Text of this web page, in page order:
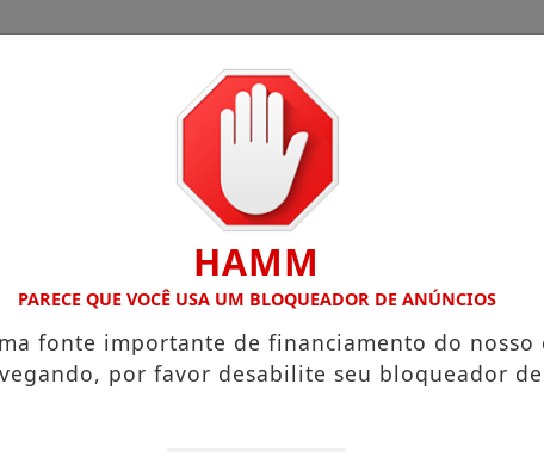
chegam a R$ 3,8 mil
Igreja do Divino Espírito Santo
sua viagem ao Canadá e destaca o aprendizado
(21)
“Acabou com os sonhos”, diz irmão da moradora
de medida protetiva e tentativa de feminicídio,
HAMM
PARECE QUE VOCÊ USA UM BLOQUEADOR DE ANÚNCIOS
fonte importante de financiamento do nosso
por favor desabilite seu bloqueador